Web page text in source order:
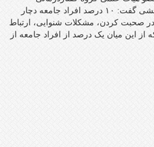
دانشگاه علوم بهزیستی و توانبخشی گفت: ۱۰ درصد افراد جامعه دچار
صحبت کردن، مشکلات شنوایی، ارتباط
از این میان یک درصد از افراد جامعه از